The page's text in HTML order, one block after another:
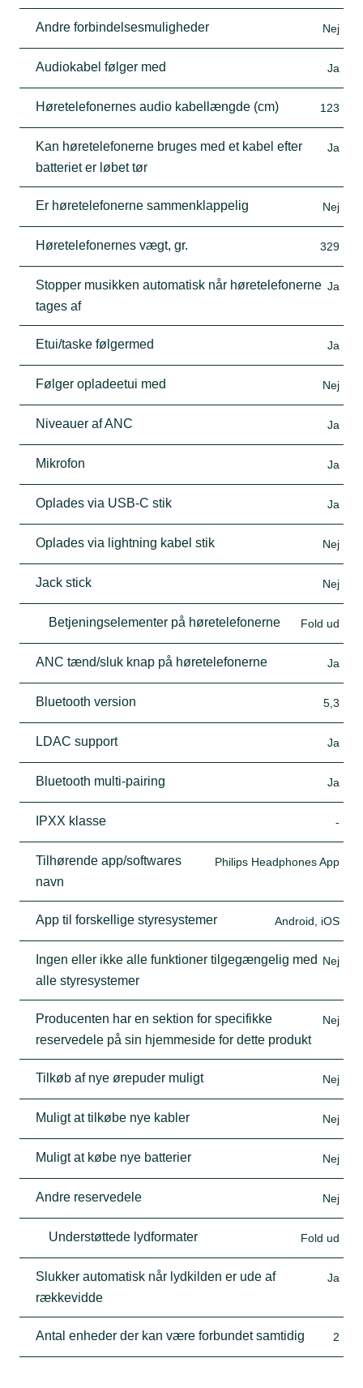
Andre forbindelsesmuligheder Nej
Audiokabel følger med Ja
Høretelefonernes audio kabellængde (cm) 123
Kan høretelefonerne bruges med et kabel efter
batteriet er løbet tør
Ja
Er høretelefonerne sammenklappelig Nej
Høretelefonernes vægt, gr. 329
Stopper musikken automatisk når høretelefonerne
tages af
Ja
Etui/taske følgermed Ja
Følger opladeetui med Nej
Niveauer af ANC Ja
Mikrofon Ja
Oplades via USB-C stik Ja
Oplades via lightning kabel stik Nej
Jack stick Nej
Betjeningselementer på høretelefonerne Fold ud
ANC tænd/sluk knap på høretelefonerne Ja
Bluetooth version 5,3
LDAC support Ja
Bluetooth multi-pairing Ja
IPXX klasse -
Tilhørende app/softwares
navn
Philips Headphones App
App til forskellige styresystemer Android, iOS
Ingen eller ikke alle funktioner tilgegængelig med
alle styresystemer
Nej
Producenten har en sektion for specifikke
reservedele på sin hjemmeside for dette produkt
Nej
Tilkøb af nye ørepuder muligt Nej
Muligt at tilkøbe nye kabler Nej
Muligt at købe nye batterier Nej
Andre reservedele Nej
Understøttede lydformater Fold ud
Slukker automatisk når lydkilden er ude af
rækkevidde
Ja
Antal enheder der kan være forbundet samtidig 2